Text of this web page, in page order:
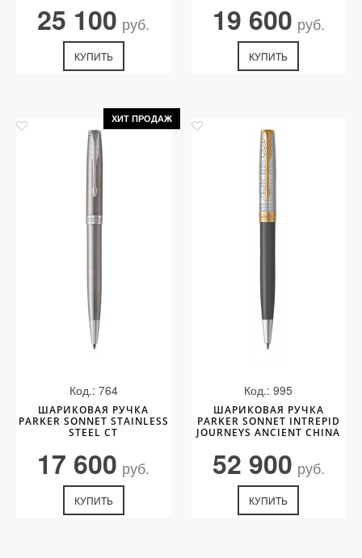
25 100 руб.
КУПИТЬ
19 600 руб.
КУПИТЬ
ХИТ ПРОДАЖ
Код.: 764
ШАРИКОВАЯ РУЧКА
PARKER SONNET STAINLESS
STEEL CT
17 600 руб.
КУПИТЬ
Код.: 995
ШАРИКОВАЯ РУЧКА
PARKER SONNET INTREPID
JOURNEYS ANCIENT CHINA
52 900 руб.
КУПИТЬ